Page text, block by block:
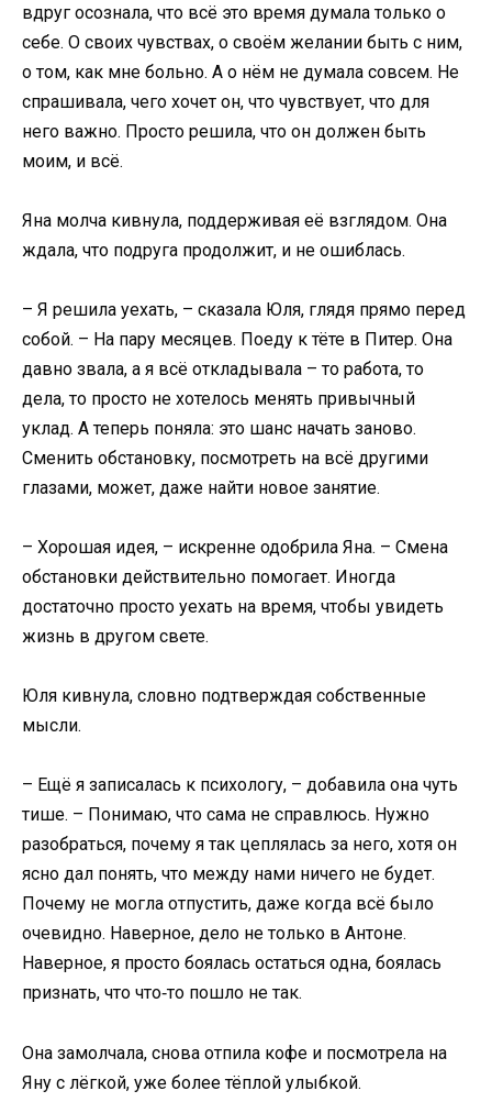
вдруг осознала, что всё это время думала только о
себе. О своих чувствах, о своём желании быть с ним,
о том, как мне больно. А о нём не думала совсем. Не
спрашивала, чего хочет он, что чувствует, что для
него важно. Просто решила, что он должен быть
моим, и всё.
Яна молча кивнула, поддерживая её взглядом. Она
ждала, что подруга продолжит, и не ошиблась.
– Я решила уехать, – сказала Юля, глядя прямо перед
собой. – На пару месяцев. Поеду к тёте в Питер. Она
давно звала, а я всё откладывала – то работа, то
дела, то просто не хотелось менять привычный
уклад. А теперь поняла: это шанс начать заново.
Сменить обстановку, посмотреть на всё другими
глазами, может, даже найти новое занятие.
– Хорошая идея, – искренне одобрила Яна. – Смена
обстановки действительно помогает. Иногда
достаточно просто уехать на время, чтобы увидеть
жизнь в другом свете.
Юля кивнула, словно подтверждая собственные
мысли.
– Ещё я записалась к психологу, – добавила она чуть
тише. – Понимаю, что сама не справлюсь. Нужно
разобраться, почему я так цеплялась за него, хотя он
ясно дал понять, что между нами ничего не будет.
Почему не могла отпустить, даже когда всё было
очевидно. Наверное, дело не только в Антоне.
Наверное, я просто боялась остаться одна, боялась
признать, что что‑то пошло не так.
Она замолчала, снова отпила кофе и посмотрела на
Яну с лёгкой, уже более тёплой улыбкой.